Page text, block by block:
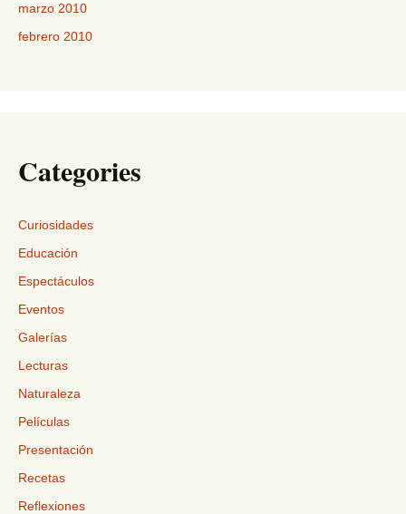
marzo 2010
febrero 2010
Categories
Curiosidades
Educación
Espectáculos
Eventos
Galerías
Lecturas
Naturaleza
Películas
Presentación
Recetas
Reflexiones